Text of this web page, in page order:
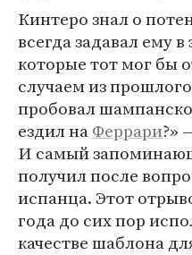
Кинтеро знал о
всегда задавал ему
которые тот мог бы
случаем из
пробовал
ездил наФеррари?»
И самый
получил после
испанца. Этот
года до сих пор
качестве шаблона